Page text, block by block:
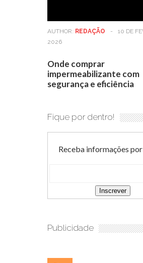
AUTHOR: REDAÇÃO -
10 DE
2026
Onde comprar
impermeabilizante com
segurança e eficiência
Fique por dentro!
Receba informações
Publicidade